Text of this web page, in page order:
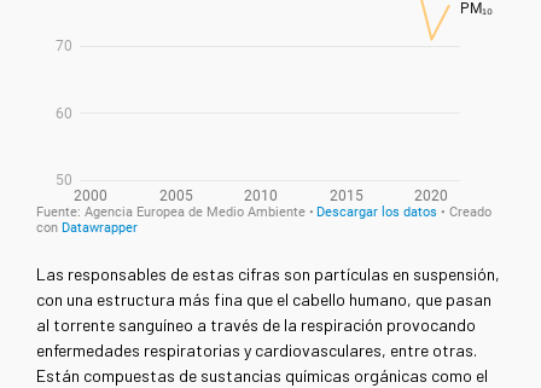
Las responsables de estas cifras son partículas en suspensión,
con una estructura más fina que el cabello humano, que pasan
al torrente sanguíneo a través de la respiración provocando
enfermedades respiratorias y cardiovasculares, entre otras.
Están compuestas de sustancias químicas orgánicas como el